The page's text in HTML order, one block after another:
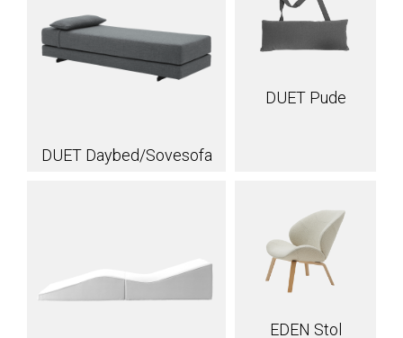
DUET Daybed/Sovesofa
DUET Pude
EDEN Stol